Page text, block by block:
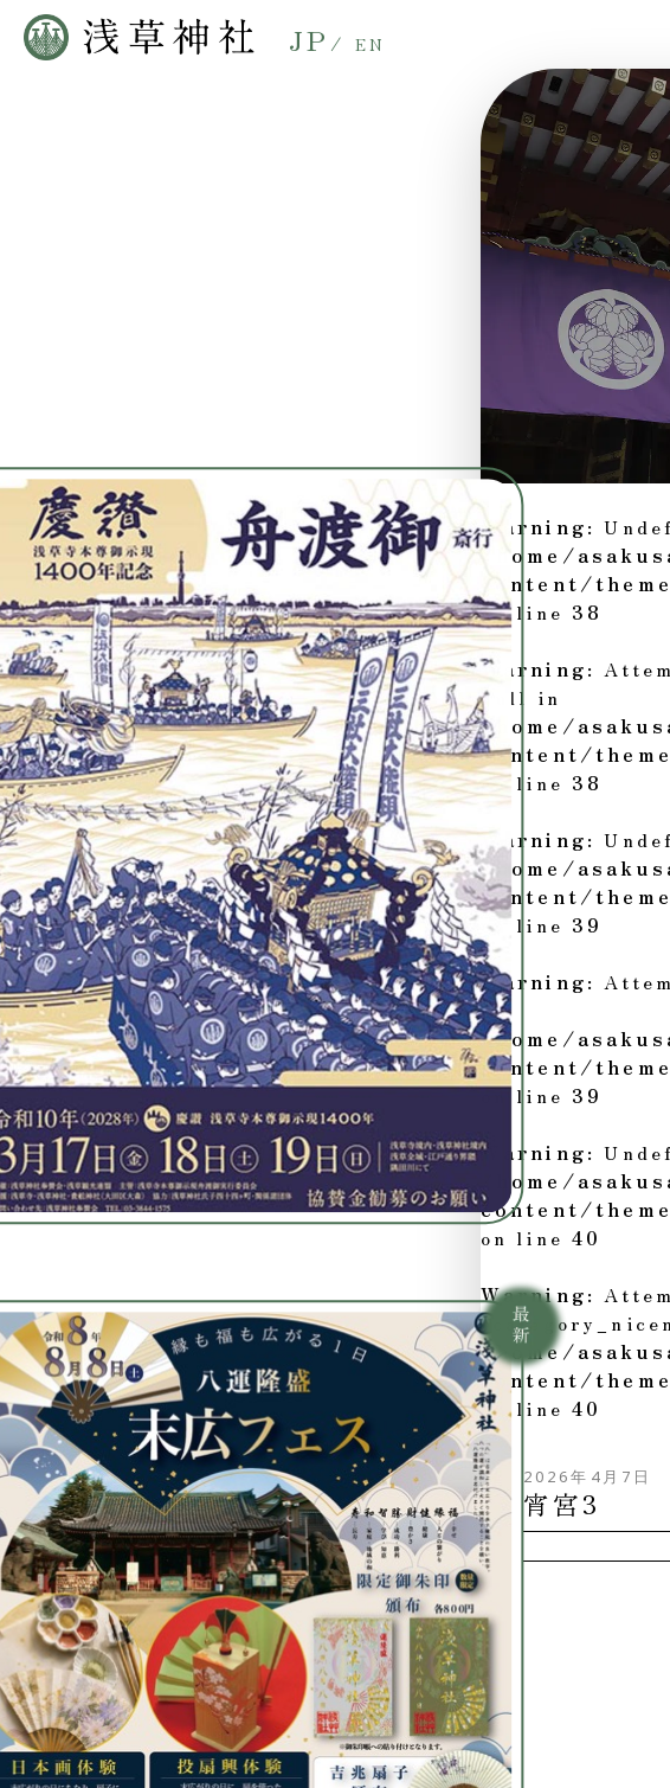
JP / EN
Warning:
/home/
content/
on line 38
Warning:
null in
/home/
content/
on line 38
Warning:
/home/
content/
on line 39
Warning:
in
/home/
content/
on line 39
Warning:
/home/
content/
on line40
Warning:
/home/
content/
on line40
2026年4月7日
宵宮3